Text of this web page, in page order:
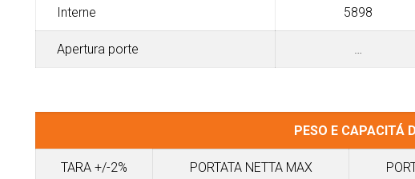
Interne 5898
Apertura porte …
PESO E CAPACITÁ
TARA +/-2% PORTATA NETTA MAX